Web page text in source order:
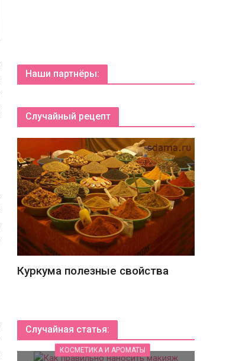
Наши партнёры:
Случайный рецепт
Куркума полезные свойства
Случайная статья:
КОСМЕТИКА И АРОМАТЫ